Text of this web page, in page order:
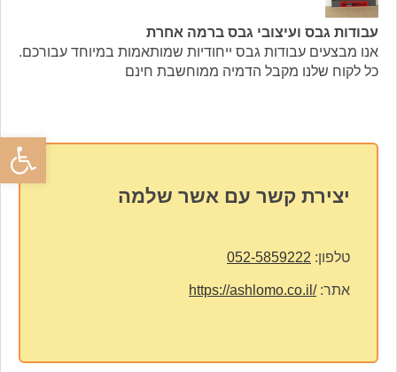
פתח
עבודות גבס ועיצובי גבס ברמה אחרת
אנו מבצעים עבודות גבס ייחודיות שמותאמות במיוחד עבורכם.
כל לקוח שלנו מקבל הדמיה ממוחשבת חינם
יצירת קשר עם אשר שלמה
טלפון: 052-5859222
אתר:https://ashlomo.co.il/